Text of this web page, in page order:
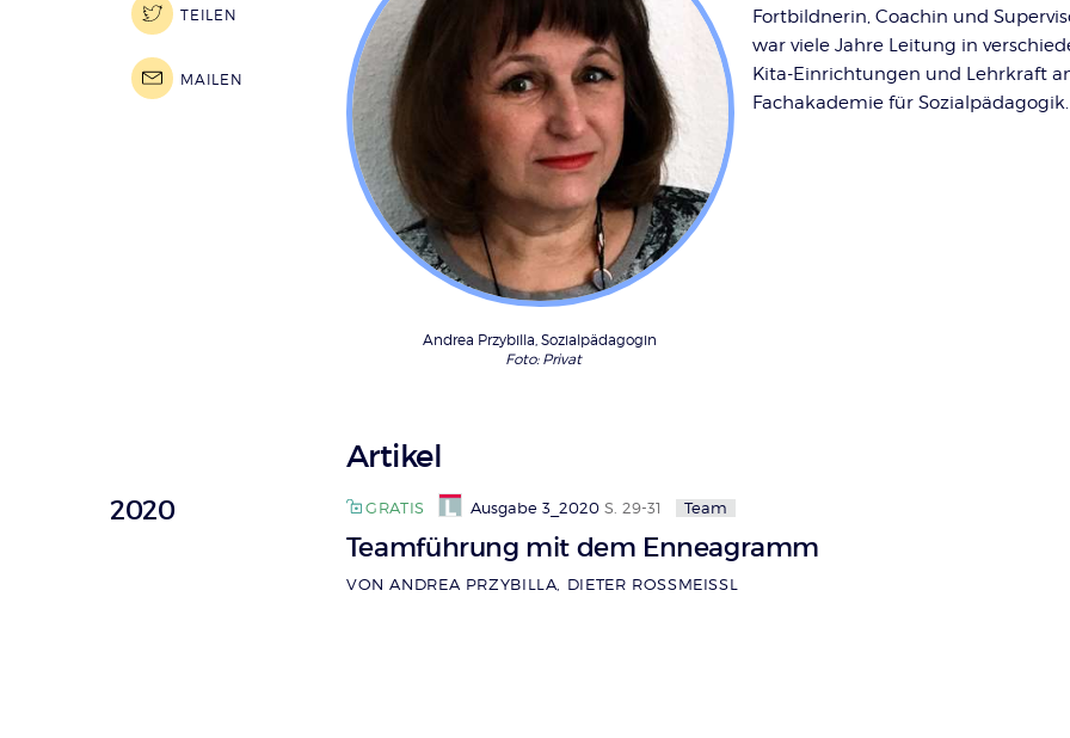
Andrea Przybilla, Sozialpädagogin
Foto: Privat
Fortbildnerin, Coachin und
war viele Jahre Leitung in
Kita-Einrichtungen und Lehrkraft
Fachakademie für Sozialpädagogik.
TEILEN
MAILEN
Artikel
2020 GRATIS Ausgabe 3_2020 S. 29-31 Team
Teamführung mit dem Enneagramm
VON ANDREA PRZYBILLA, DIETER ROSSMEISSL